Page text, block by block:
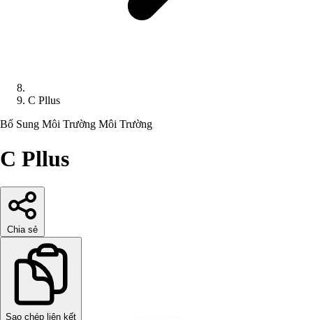
C Pllus
Bổ Sung Môi Trường Môi Trường
C Pllus
Chia sẻ
Sao chép liên kết